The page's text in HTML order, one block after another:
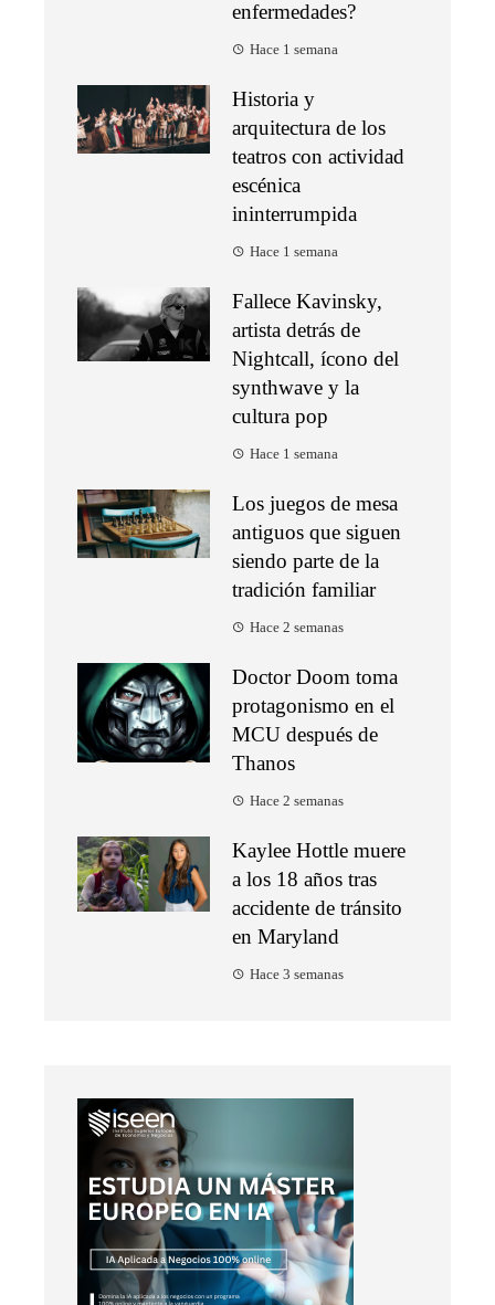
enfermedades?
Hace 1 semana
Historia y
arquitectura de los
teatros con actividad
escénica
ininterrumpida
Hace 1 semana
Fallece Kavinsky,
artista detrás de
Nightcall, ícono del
synthwave y la
cultura pop
Hace 1 semana
Los juegos de mesa
antiguos que siguen
siendo parte de la
tradición familiar
Hace 2 semanas
Doctor Doom toma
protagonismo en el
MCU después de
Thanos
Hace 2 semanas
Kaylee Hottle muere
a los 18 años tras
accidente de tránsito
en Maryland
Hace 3 semanas